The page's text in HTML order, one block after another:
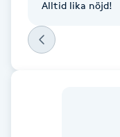
Face framing
Alltid lika nöjd!